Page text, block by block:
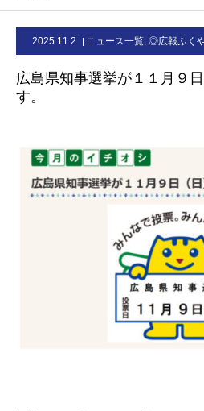
2025.11.2 ニュース一覧, ◎広報ふく
広島県知事選挙が１１月９
す。
お問合せ